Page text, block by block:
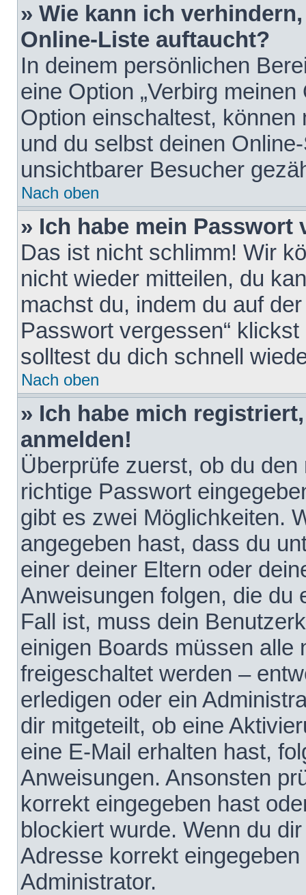
» Wie kann ich
Online-Liste auftaucht?
In deinem persönlichen
eine Option „Verbirg
Option einschaltest,
und du selbst deinen
unsichtbarer Besucher
Nach oben
» Ich habe mein Passwort
Das ist nicht schlimm! Wir
nicht wieder mitteilen, du
machst du, indem du auf
Passwort vergessen“
solltest du dich schnell
Nach oben
» Ich habe mich
anmelden!
Überprüfe zuerst, ob du
richtige Passwort
gibt es zwei Möglichkeiten.
angegeben hast, dass du
einer deiner Eltern oder
Anweisungen folgen, die du
Fall ist, muss dein
einigen Boards müssen alle
freigeschaltet werden –
erledigen oder ein
dir mitgeteilt, ob eine
eine E-Mail erhalten hast,
Anweisungen. Ansonsten
korrekt eingegeben hast
blockiert wurde. Wenn du
Adresse korrekt
Administrator.